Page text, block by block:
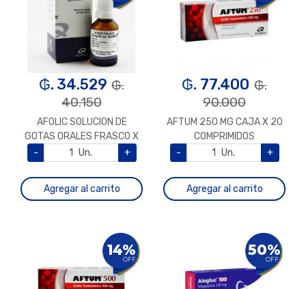
₲. 34.529 ₲.
40.150
AFOLIC SOLUCION DE
GOTAS ORALES FRASCO X
30 ML
- Un. +
Agregar al carrito
₲. 77.400 ₲.
90.000
AFTUM 250 MG CAJA X 20
COMPRIMIDOS
-
Un. +
Agregar al carrito
14%
OFF
50%
OFF